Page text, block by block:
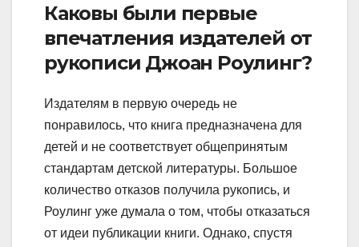
Каковы были первые
впечатления издателей от
рукописи Джоан Роулинг?
Издателям в первую очередь не
понравилось, что книга предназначена для
детей и не соответствует общепринятым
стандартам детской литературы. Большое
количество отказов получила рукопись, и
Роулинг уже думала о том, чтобы отказаться
от идеи публикации книги. Однако, спустя